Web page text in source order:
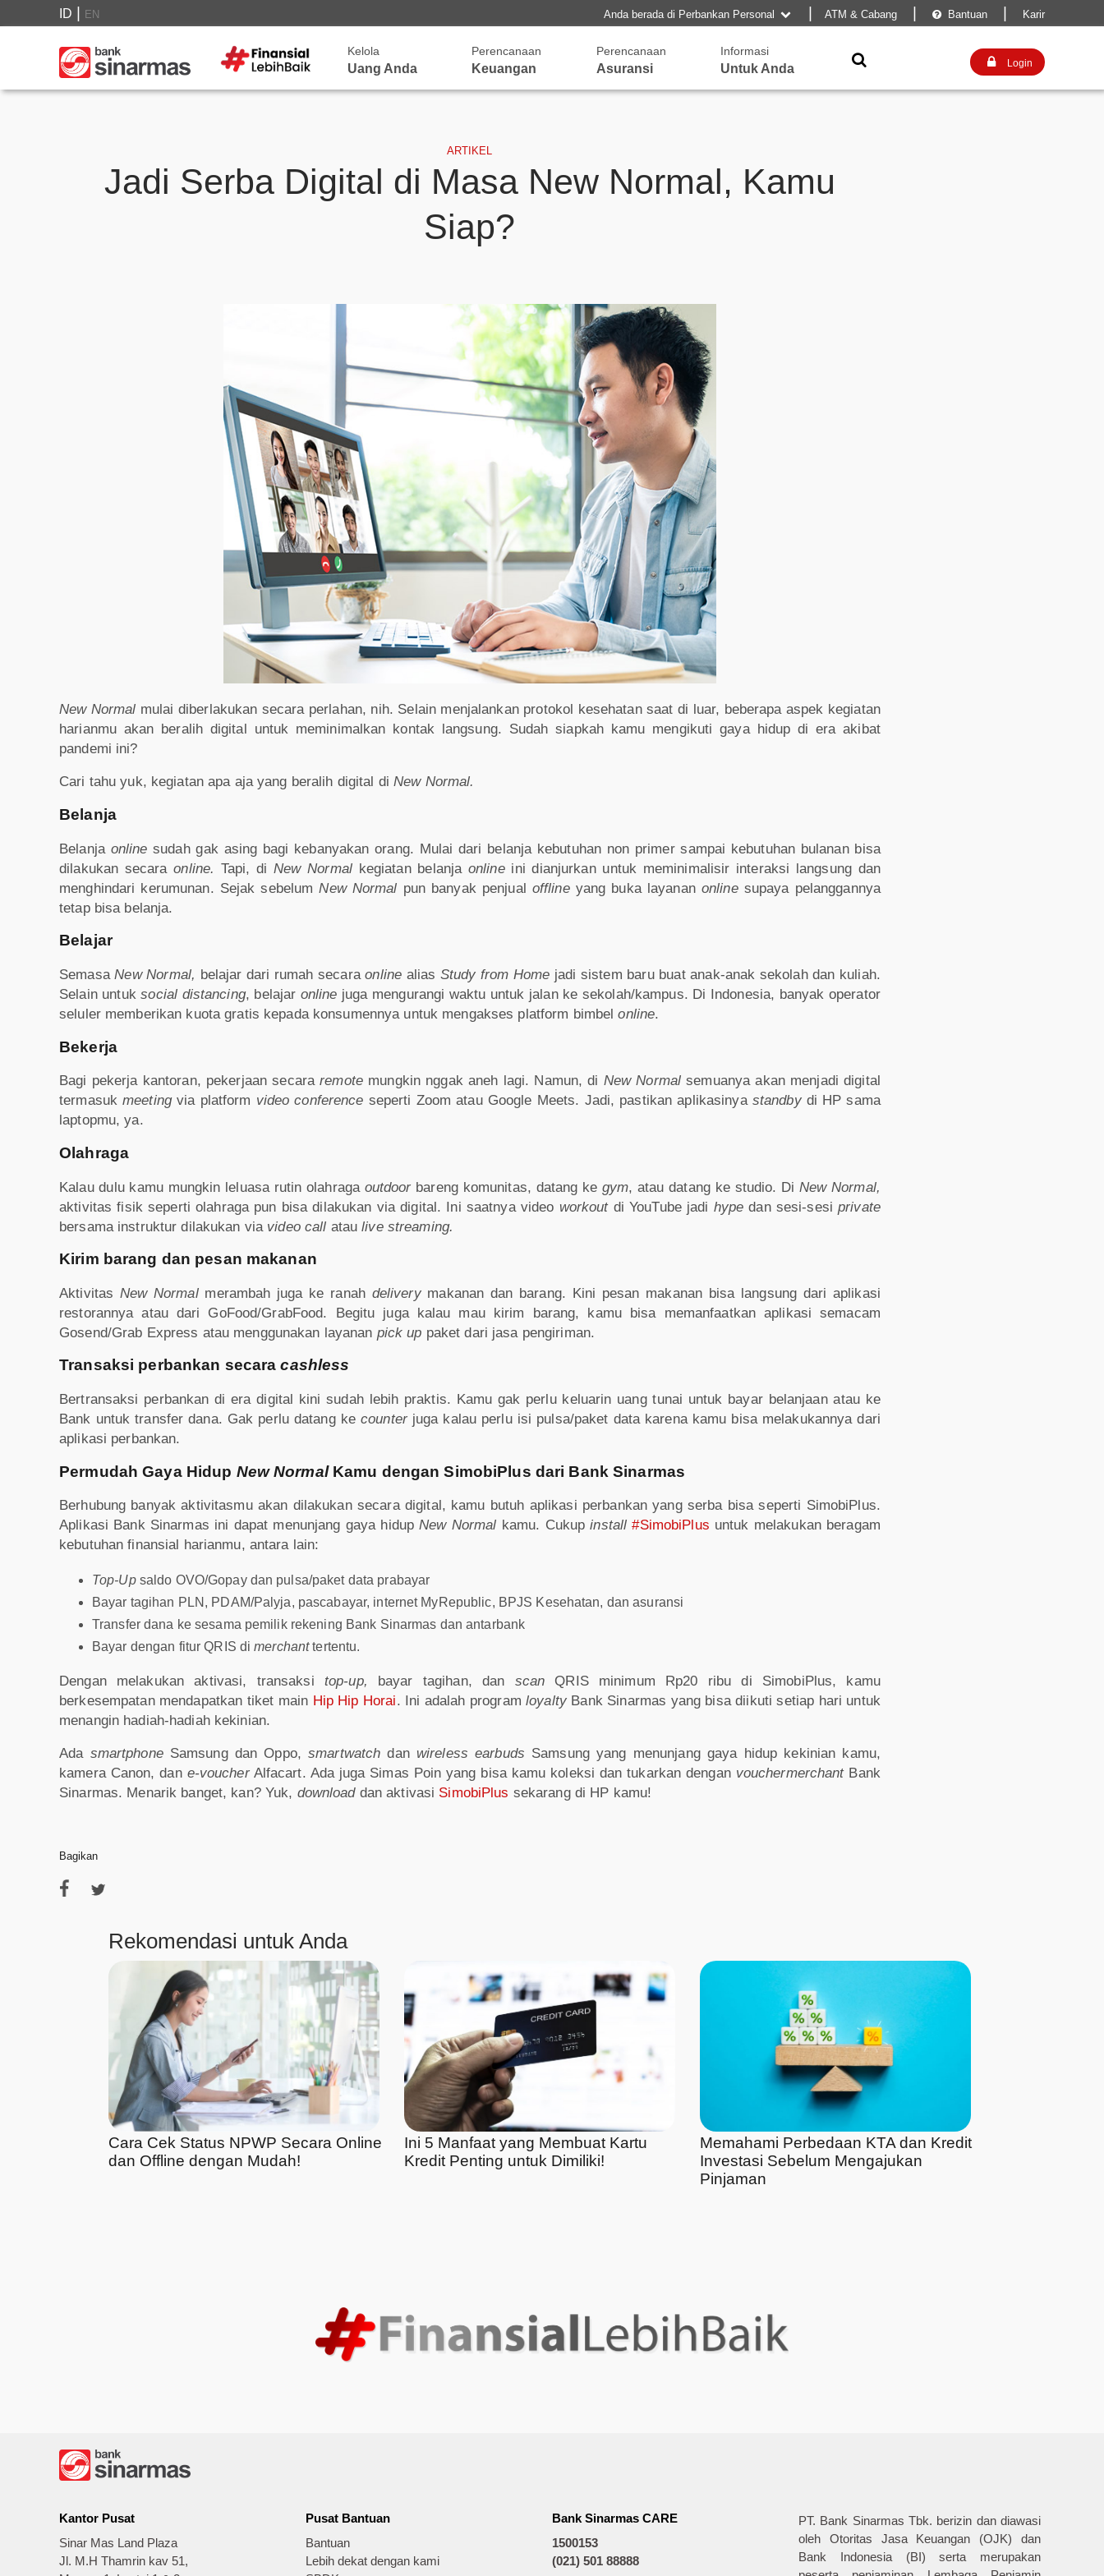
ID EN Anda berada di Perbankan Personal  |ATM & Cabang  Bantuan Karir
Kelola
Uang Anda
Perencanaan
Keuangan
Perencanaan
Asuransi
Informasi
Untuk Anda
  Login
ARTIKEL
Jadi Serba Digital di Masa New Normal, Kamu
Siap?
New Normal mulai diberlakukan secara perlahan, nih. Selain menjalankan protokol kesehatan saat di luar, beberapa aspek kegiatan
harianmu akan beralih digital untuk meminimalkan kontak langsung. Sudah siapkah kamu mengikuti gaya hidup di era akibat
pandemi ini?
Cari tahu yuk, kegiatan apa aja yang beralih digital di New Normal.
Belanja
Belanja online sudah gak asing bagi kebanyakan orang. Mulai dari belanja kebutuhan non primer sampai kebutuhan bulanan bisa
dilakukan secaraonline. Tapi, diNew Normalkegiatan belanja onlineini dianjurkan untuk meminimalisir interaksi langsung dan
menghindari kerumunan. Sejak sebelumNew Normal pun banyak penjual offlineyang buka layanan onlinesupaya pelanggannya
tetap bisa belanja.
Belajar
SemasaNew Normal, belajar dari rumah secaraonline alias Study from Home jadi sistem baru buat anak-anak sekolah dan kuliah.
Selain untuksocial distancing, belajar online juga mengurangi waktu untuk jalan ke sekolah/kampus. Di Indonesia, banyak operator
seluler memberikan kuota gratis kepada konsumennya untuk mengakses platform bimbelonline.
Bekerja
Bagi pekerja kantoran, pekerjaan secararemotemungkin nggak aneh lagi. Namun, di New Normalsemuanya akan menjadi digital
termasukmeetingvia platform video conference seperti Zoom atau Google Meets. Jadi, pastikan aplikasinya standby di HP sama
laptopmu, ya.
Olahraga
Kalau dulu kamu mungkin leluasa rutin olahraga outdoor bareng komunitas, datang ke gym, atau datang ke studio. DiNew Normal,
aktivitas fisik seperti olahraga pun bisa dilakukan via digital. Ini saatnya video workoutdi YouTube jadi hype dan sesi-sesiprivate
bersama instruktur dilakukan via video call ataulive streaming.
Kirim barang dan pesan makanan
Aktivitas New Normalmerambah juga ke ranah deliverymakanan dan barang. Kini pesan makanan bisa langsung dari aplikasi
restorannya atau dari GoFood/GrabFood. Begitu juga kalau mau kirim barang, kamu bisa memanfaatkan aplikasi semacam
Gosend/Grab Express atau menggunakan layanan pick up paket dari jasa pengiriman.
Transaksi perbankan secaracashless
Bertransaksi perbankan di era digital kini sudah lebih praktis. Kamu gak perlu keluarin uang tunai untuk bayar belanjaan atau ke
Bank untuk transfer dana. Gak perlu datang ke counterjuga kalau perlu isi pulsa/paket data karena kamu bisa melakukannya dari
aplikasi perbankan.
Permudah Gaya Hidup New Normal Kamu dengan SimobiPlus dari Bank Sinarmas
Berhubung banyak aktivitasmu akan dilakukan secara digital, kamu butuh aplikasi perbankan yang serba bisa seperti SimobiPlus.
Aplikasi Bank Sinarmas ini dapat menunjang gaya hidup New Normal kamu. Cukupinstall #SimobiPlus untuk melakukan beragam
kebutuhan finansial harianmu, antara lain:
Top-Up saldo OVO/Gopay dan pulsa/paket data prabayar
Bayar tagihan PLN, PDAM/Palyja, pascabayar, internet MyRepublic, BPJS Kesehatan, dan asuransi
Transfer dana ke sesama pemilik rekening Bank Sinarmas dan antarbank
Bayar dengan fitur QRIS dimerchanttertentu.
Dengan melakukan aktivasi, transaksi top-up, bayar tagihan, dan scan QRIS minimum Rp20 ribu di SimobiPlus, kamu
berkesempatan mendapatkan tiket main Hip Hip Horai. Ini adalah programloyaltyBank Sinarmas yang bisa diikuti setiap hari untuk
menangin hadiah-hadiah kekinian.
Ada smartphoneSamsung dan Oppo,smartwatchdan wireless earbuds Samsung yang menunjang gaya hidup kekinian kamu,
kamera Canon, dan e-voucherAlfacart. Ada juga Simas Poin yang bisa kamu koleksi dan tukarkan dengan vouchermerchantBank
Sinarmas. Menarik banget, kan? Yuk, downloaddan aktivasi SimobiPlus sekarang di HP kamu!
Bagikan
Rekomendasi untuk Anda
Cara Cek Status NPWP Secara Online
dan Offline dengan Mudah!
Ini 5 Manfaat yang Membuat Kartu
Kredit Penting untuk Dimiliki!
Memahami Perbedaan KTA dan Kredit
Investasi Sebelum Mengajukan
Pinjaman
Kantor Pusat
Sinar Mas Land Plaza
Jl. M.H Thamrin kav 51,
Pusat Bantuan
Bantuan
Lebih dekat dengan kami
Bank Sinarmas CARE
1500153
(021) 501 88888
PT. Bank Sinarmas Tbk. berizin dan diawasi
oleh Otoritas Jasa Keuangan (OJK) dan
Bank Indonesia (BI) serta merupakan